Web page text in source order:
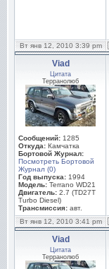
Вт янв 12, 2010 3:39 pm
Viad
Цитата
Терранолюб
Сообщений: 1285
Откуда: Камчатка
Бортовой Журнал:
Посмотреть Бортовой
Журнал (0)
Год выпуска: 1994
Модель: Terrano WD21
Двигатель: 2.7 (TD27T
Turbo Diesel)
Трансмиссия: авт.
Вт янв 12, 2010 3:41 pm
Viad
Цитата
Терранолюб